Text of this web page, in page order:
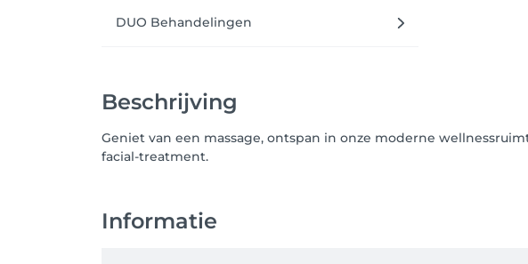
DUO Behandelingen
Beschrijving
Geniet van een massage, ontspan in onze moderne
facial-treatment.
Informatie